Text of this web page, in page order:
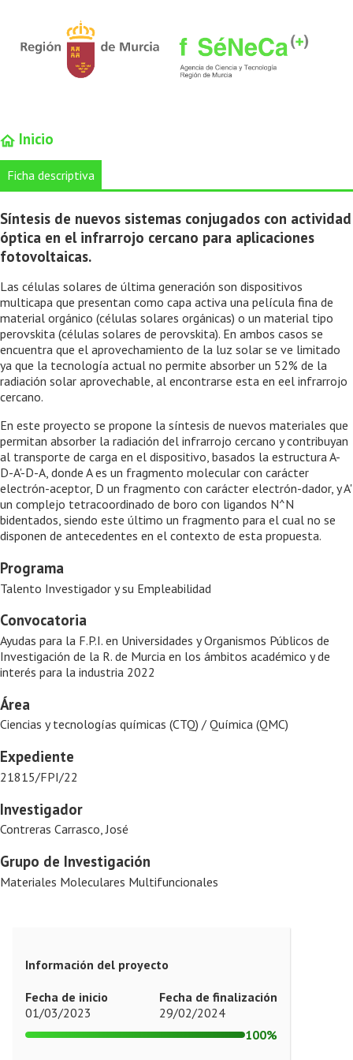
Inicio
Ficha descriptiva
Síntesis de nuevos sistemas conjugados con actividad
óptica en el infrarrojo cercano para aplicaciones
fotovoltaicas.
Las células solares de última generación son dispositivos
multicapa que presentan como capa activa una película fina de
material orgánico (células solares orgánicas) o un material tipo
perovskita (células solares de perovskita). En ambos casos se
encuentra que el aprovechamiento de la luz solar se ve limitado
ya que la tecnología actual no permite absorber un 52% de la
radiación solar aprovechable, al encontrarse esta en eel infrarrojo
cercano.
En este proyecto se propone la síntesis de nuevos materiales que
permitan absorber la radiación del infrarrojo cercano y contribuyan
al transporte de carga en el dispositivo, basados la estructura A-
D-A'-D-A, donde A es un fragmento molecular con carácter
electrón-aceptor, D un fragmento con carácter electrón-dador, y A'
un complejo tetracoordinado de boro con ligandos N^N
bidentados, siendo este último un fragmento para el cual no se
disponen de antecedentes en el contexto de esta propuesta.
Programa
Talento Investigador y su Empleabilidad
Convocatoria
Ayudas para la F.P.I. en Universidades y Organismos Públicos de
Investigación de la R. de Murcia en los ámbitos académico y de
interés para la industria 2022
Área
Ciencias y tecnologías químicas (CTQ) / Química (QMC)
Expediente
21815/FPI/22
Investigador
Contreras Carrasco, José
Grupo de Investigación
Materiales Moleculares Multifuncionales
Información del proyecto
Fecha de inicio
01/03/2023
Fecha de finalización
29/02/2024
100%